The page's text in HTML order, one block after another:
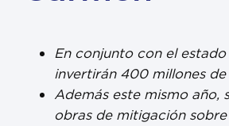
En conjunto con el
invertirán 400 millones de
Además este mismo año,
obras de mitigación